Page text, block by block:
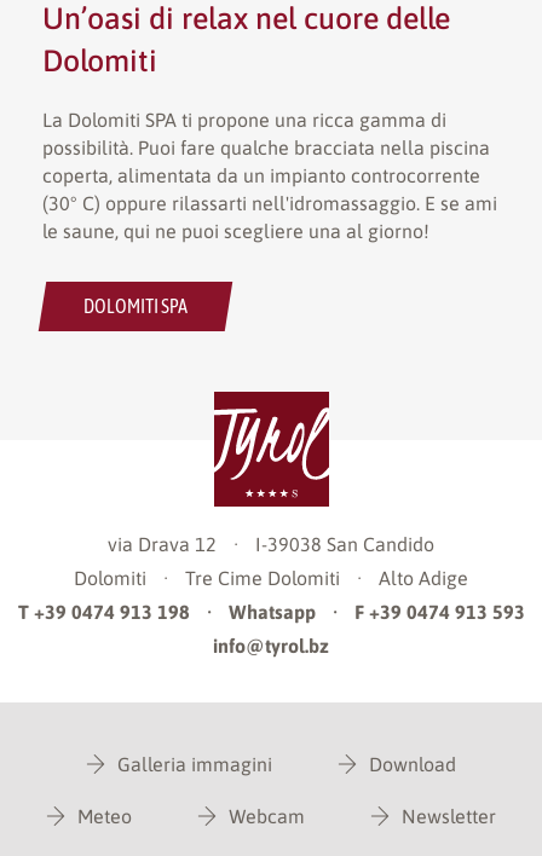
Un’oasi di relax nel cuore delle
Dolomiti
La Dolomiti SPA ti propone una ricca gamma di
possibilità. Puoi fare qualche bracciata nella piscina
coperta, alimentata da un impianto controcorrente
(30° C) oppure rilassarti nell'idromassaggio. E se ami
le saune, qui ne puoi scegliere una al giorno!
DOLOMITI SPA
via Drava 12 · I-39038 San Candido
Dolomiti
· Tre Cime Dolomiti ·
Alto Adige
T +39 0474 913 198
· Whatsapp ·
F +39 0474 913 593
info@tyrol.bz
Galleria immagini Download
Meteo Webcam Newsletter